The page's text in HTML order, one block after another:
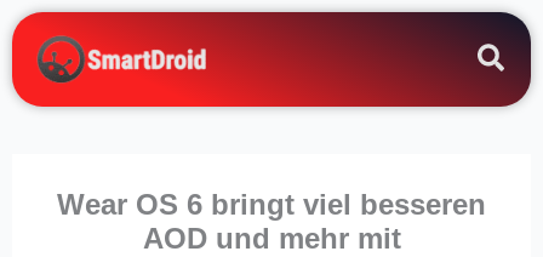
Zum
Inhalt
springen
Wear OS 6 bringt viel besseren
AOD und mehr mit